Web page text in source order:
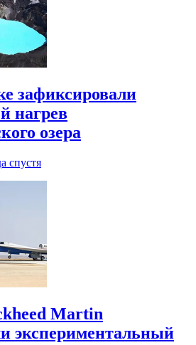
зафиксировали
нагрев
озера
спустя
Martin
экспериментальный